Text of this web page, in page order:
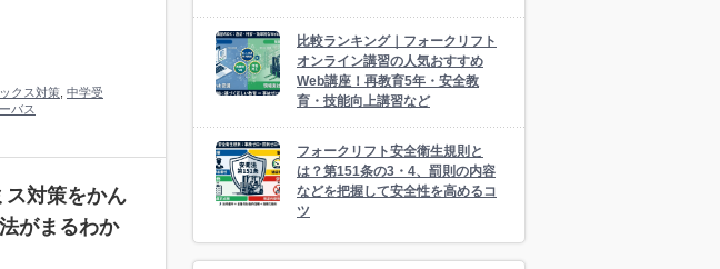
クス対策 中学受
バス
ス対策をかん
がまるわか
比較ランキング｜フォークリフト
オンライン講習の人気おすすめ
Web講座！再教育5年・安全教
育・技能向上講習など
フォークリフト安全衛生規則と
は？第151条の3・4、罰則の内容
などを把握して安全性を高めるコ
ツ